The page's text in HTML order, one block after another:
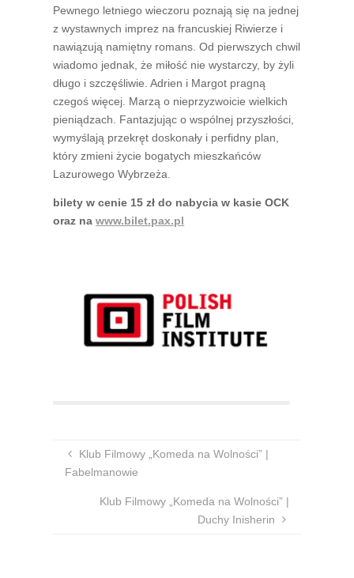
Pewnego letniego wieczoru poznają się na jednej
z wystawnych imprez na francuskiej Riwierze i
nawiązują namiętny romans. Od pierwszych chwil
wiadomo jednak, że miłość nie wystarczy, by żyli
długo i szczęśliwie. Adrien i Margot pragną
czegoś więcej. Marzą o nieprzyzwoicie wielkich
pieniądzach. Fantazjując o wspólnej przyszłości,
wymyślają przekręt doskonały i perfidny plan,
który zmieni życie bogatych mieszkańców
Lazurowego Wybrzeża.
bilety w cenie 15 zł do nabycia w kasie OCK
oraz nawww.bilet.pax.pl
Klub Filmowy „Komeda na Wolności” |
Fabelmanowie
Klub Filmowy „Komeda na Wolności” |
Duchy Inisherin